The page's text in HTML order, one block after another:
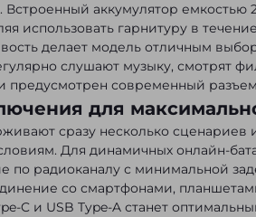
аккумулятор емкостью
использовать гарнитуру в
делает модель отличным
слушают музыку, смотрят
предусмотрен современный разъем
для
сразу несколько сценариев
Для динамичных онлайн-
по радиоканалу с минимальной
со смартфонами,
C и USB Type-A станет